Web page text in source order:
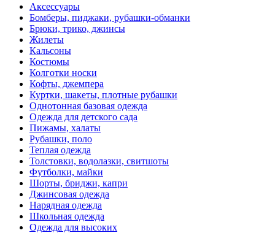
Аксессуары
Бомберы, пиджаки, рубашки-обманки
Брюки, трико, джинсы
Жилеты
Кальсоны
Костюмы
Колготки носки
Кофты, джемпера
Куртки, шакеты, плотные рубашки
Однотонная базовая одежда
Одежда для детского сада
Пижамы, халаты
Рубашки, поло
Теплая одежда
Толстовки, водолазки, свитшоты
Футболки, майки
Шорты, бриджи, капри
Джинсовая одежда
Нарядная одежда
Школьная одежда
Одежда для высоких